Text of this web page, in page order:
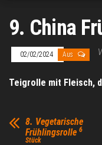
9. China
02/02/2024 Aus
Teigrolle mit Fleisch,
8. Vegetarische
Frühlingsrolle 6
Stück